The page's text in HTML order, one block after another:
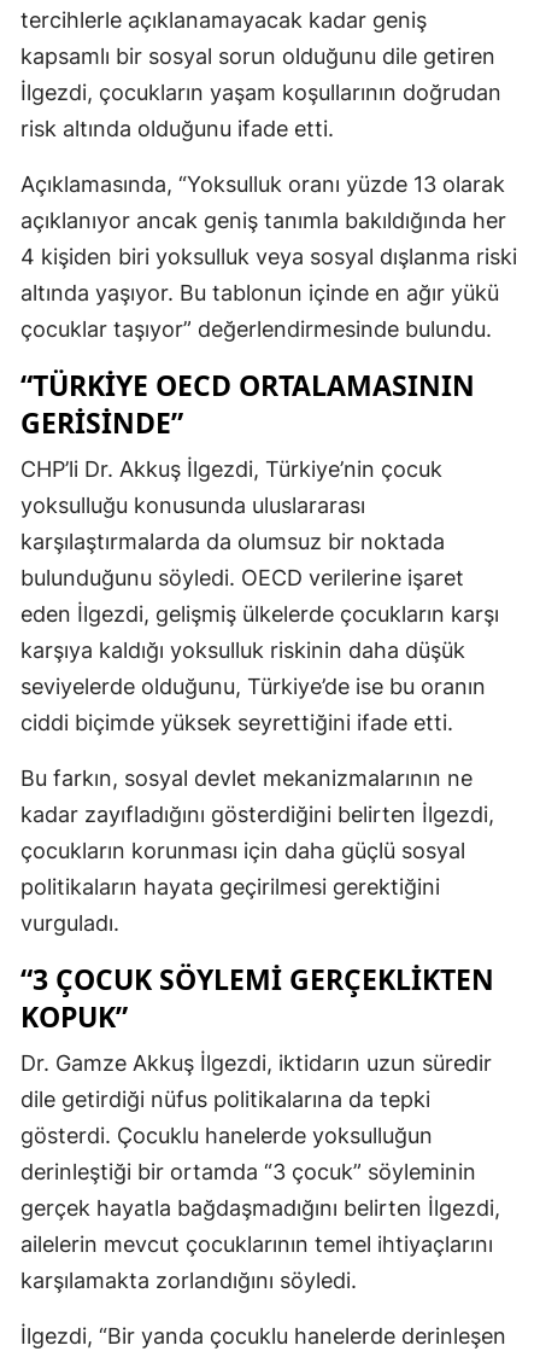
tercihlerle açıklanamayacak kadar geniş
kapsamlı bir sosyal sorun olduğunu dile getiren
İlgezdi, çocukların yaşam koşullarının doğrudan
risk altında olduğunu ifade etti.
Açıklamasında, “Yoksulluk oranı yüzde 13 olarak
açıklanıyor ancak geniş tanımla bakıldığında her
4 kişiden biri yoksulluk veya sosyal dışlanma riski
altında yaşıyor. Bu tablonun içinde en ağır yükü
çocuklar taşıyor” değerlendirmesinde bulundu.
“TÜRKIYE OECD ORTALAMASININ
GERISINDE”
CHP’li Dr. Akkuş İlgezdi, Türkiye’nin çocuk
yoksulluğu konusunda uluslararası
karşılaştırmalarda da olumsuz bir noktada
bulunduğunu söyledi. OECD verilerine işaret
eden İlgezdi, gelişmiş ülkelerde çocukların karşı
karşıya kaldığı yoksulluk riskinin daha düşük
seviyelerde olduğunu, Türkiye’de ise bu oranın
ciddi biçimde yüksek seyrettiğini ifade etti.
Bu farkın, sosyal devlet mekanizmalarının ne
kadar zayıfladığını gösterdiğini belirten İlgezdi,
çocukların korunması için daha güçlü sosyal
politikaların hayata geçirilmesi gerektiğini
vurguladı.
“3 ÇOCUK SÖYLEMI GERÇEKLIKTEN
KOPUK”
Dr. Gamze Akkuş İlgezdi, iktidarın uzun süredir
dile getirdiği nüfus politikalarına da tepki
gösterdi. Çocuklu hanelerde yoksulluğun
derinleştiği bir ortamda “3 çocuk” söyleminin
gerçek hayatla bağdaşmadığını belirten İlgezdi,
ailelerin mevcut çocuklarının temel ihtiyaçlarını
karşılamakta zorlandığını söyledi.
İlgezdi, “Bir yanda çocuklu hanelerde derinleşen